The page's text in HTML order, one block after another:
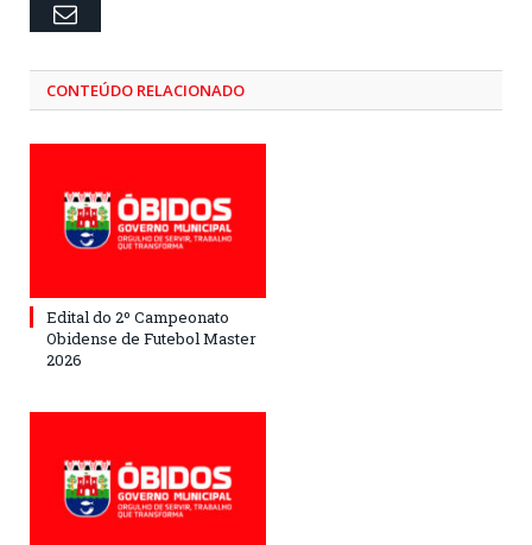
Email
CONTEÚDO RELACIONADO
Edital do 2º Campeonato
Obidense de Futebol Master
2026